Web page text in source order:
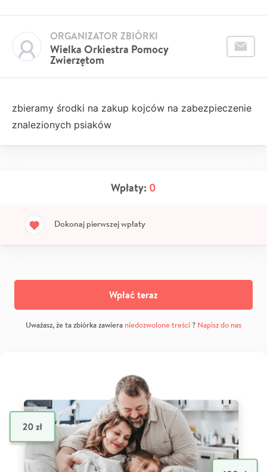
Wielka Orkiestra Pomocy
Zwierzętom
ORGANIZATOR ZBIÓRKI
zbieramy środki na zakup kojców na zabezpieczenie
znalezionych psiaków
Wpłaty: 0
Dokonaj pierwszej wpłaty
Wpłać teraz
Uważasz, że ta zbiórka zawiera niedozwolone treści? Napisz do nas